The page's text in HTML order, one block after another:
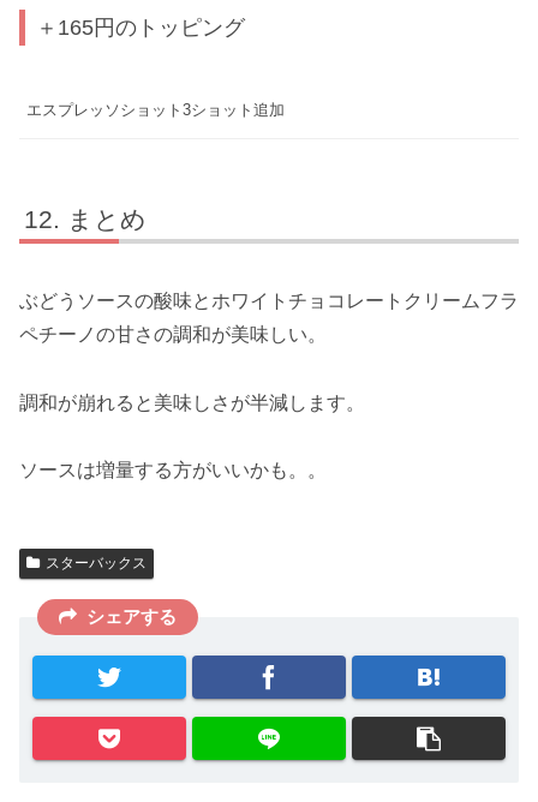
＋165円のトッピング
エスプレッソショット3ショット追加
まとめ
ぶどうソースの酸味とホワイトチョコレートクリームフラ
ペチーノの甘さの調和が美味しい。
調和が崩れると美味しさが半減します。
ソースは増量する方がいいかも。。
スターバックス
シェアする